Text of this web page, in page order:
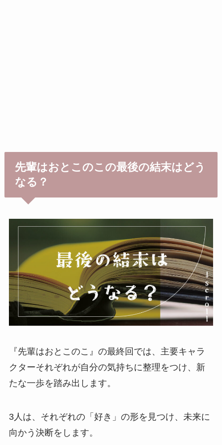
先輩はおとこのこの最後の結末はどう
なる？
『先輩はおとこのこ』の最終回では、主要キャラ
クターそれぞれが自分の気持ちに整理をつけ、新
たな一歩を踏み出します。
3人は、それぞれの「好き」の形を見つけ、未来に
向かう決断をします。